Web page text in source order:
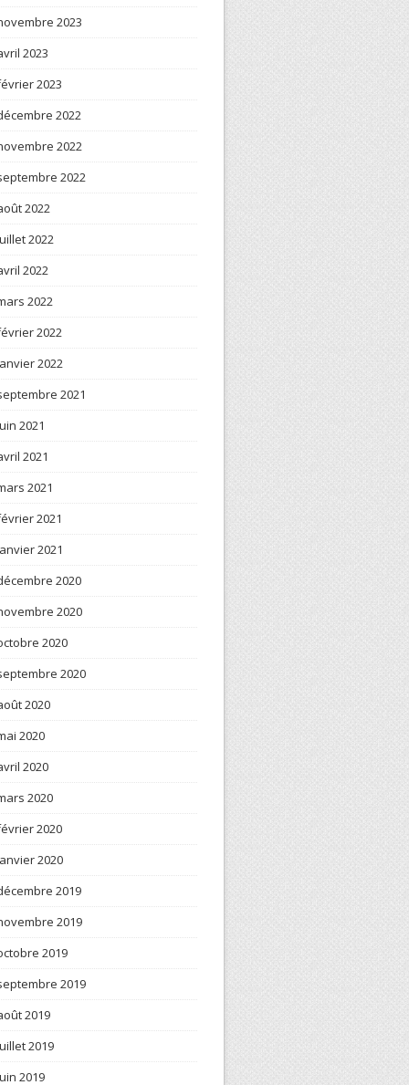
2023
2023
2023
2022
2022
2022
2022
2022
2022
2022
2022
2022
2021
2021
2021
2021
2021
2021
2020
2020
2020
2020
2020
2020
2020
2020
2020
2020
2019
2019
2019
2019
2019
2019
2019